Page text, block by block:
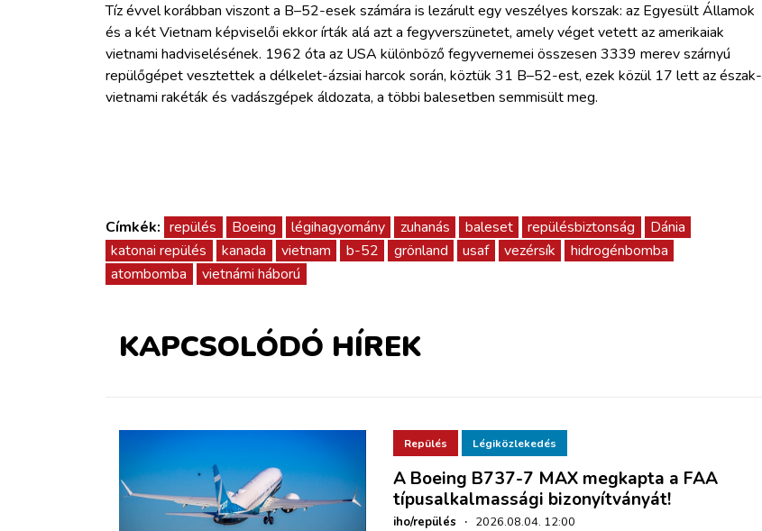
Tíz évvel korábban viszont a B–52-esek számára is lezárult egy veszélyes korszak: az Egyesült Államok
és a két Vietnam képviselői ekkor írták alá azt a fegyverszünetet, amely véget vetett az amerikaiak
vietnami hadviselésének. 1962 óta az USA különböző fegyvernemei összesen 3339 merev szárnyú
repülőgépet vesztettek a délkelet-ázsiai harcok során, köztük 31 B–52-est, ezek közül 17 lett az észak-
vietnami rakéták és vadászgépek áldozata, a többi balesetben semmisült meg.
Címkék: repülés Boeing légihagyomány zuhanás baleset repülésbiztonság
Dánia
katonai repülés
kanada vietnam b-52 grönland usaf vezérsík
hidrogénbomba
atombomba
vietnámi háború
KAPCSOLÓDÓ HÍREK
Repülés Légiközlekedés
A Boeing B737-7 MAX megkapta a FAA
típusalkalmassági bizonyítványát!
iho/repülés · 2026.08.04. 12:00